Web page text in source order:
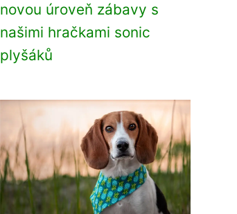
novou úroveň zábavy s
našimi hračkami sonic
plyšáků